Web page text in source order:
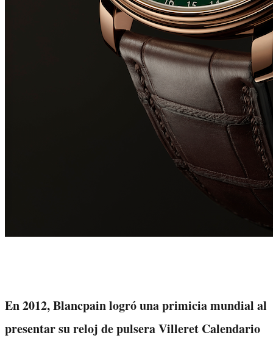
En 2012, Blancpain logró una primicia mundial al
presentar su reloj de pulsera Villeret Calendario